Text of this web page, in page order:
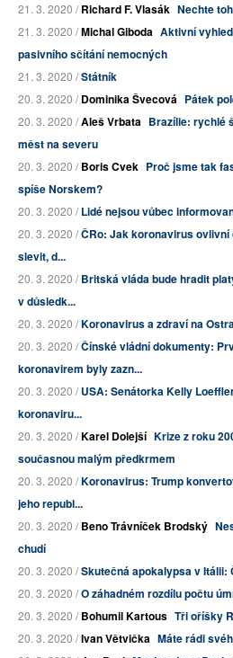
21. 3. 2020 /Richard F. Vlasák Nechte
21. 3. 2020 /Michal Giboda Aktivní
pasivního sčítání nemocných
21. 3. 2020 /Státník
20. 3. 2020 /Dominika Švecová Pátek
20. 3. 2020 /Aleš Vrbata Brazílie: rychlé
měst na severu
20. 3. 2020 /Boris Cvek Proč jsme tak
spíše Norskem?
20. 3. 2020 /Lidé nejsou vůbec
20. 3. 2020 /ČRo: Jak koronavirus
slevit, d...
20. 3. 2020 /Britská vláda bude hradit
v důsledk...
20. 3. 2020 /Koronavirus a zdraví na
20. 3. 2020 /Čínské vládní dokumenty:
koronavirem byly zazn...
20. 3. 2020 /USA: Senátorka Kelly
koronaviru...
20. 3. 2020 /Karel Dolejší Krize z roku
současnou malým předkrmem
20. 3. 2020 /Koronavirus: Trump
jeho republ...
20. 3. 2020 /Beno Trávníček Brodský
chudí
20. 3. 2020 /Skutečná apokalypsa v Itálii:
20. 3. 2020 /O záhadném rozdílu počtu
20. 3. 2020 /Bohumil Kartous Tři oříšky
20. 3. 2020 /Ivan Větvička Máte rádi